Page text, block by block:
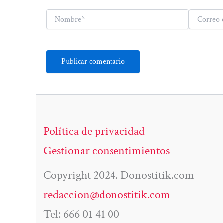
Nombre*
Correo
electrónico*
Política de privacidad
Gestionar consentimientos
Copyright 2024. Donostitik.com
redaccion@donostitik.com
Tel: 666 01 41 00